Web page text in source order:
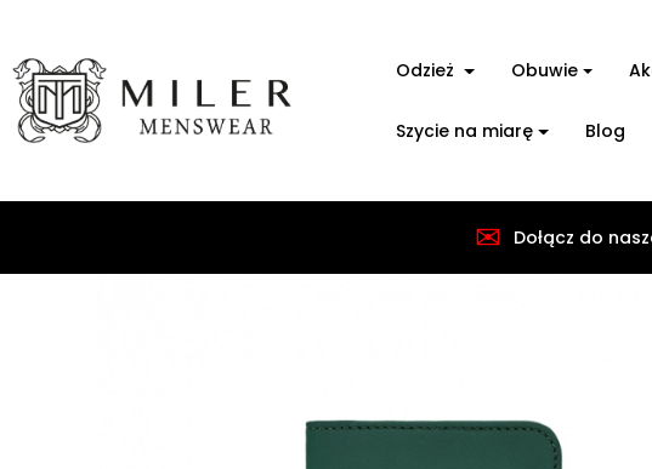
Odzież Obuwie
Szycie na miarę Blog
Zielony skórzany
✉ Dołącz do